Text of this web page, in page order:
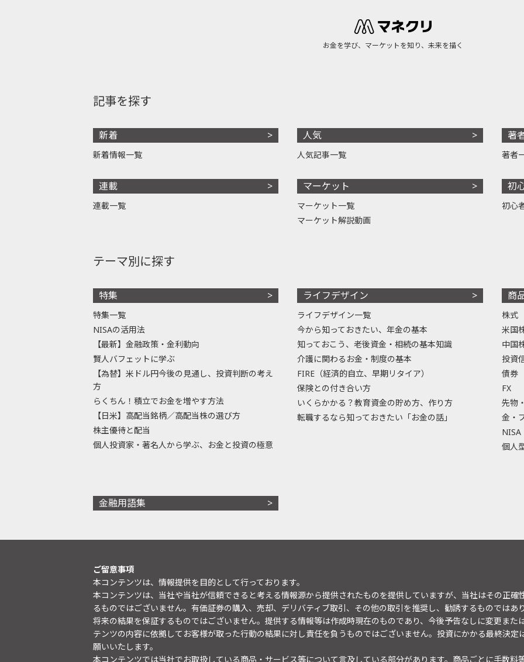
お金を学び、マーケットを知り、未来を描く
記事を探す
新着
新着情報一覧
連載
連載一覧
人気
人気記事一覧
マーケット
マーケット一覧
マーケット解説動画
著
著者
初
初心
テーマ別に探す
特集
特集一覧
NISAの活用法
【最新】金融政策・金利動向
賢人バフェットに学ぶ
【為替】米ドル円今後の見通し、投資判断の考え
方
らくちん！積立でお金を増やす方法
【日米】高配当銘柄／高配当株の選び方
株主優待と配当
個人投資家・著名人から学ぶ、お金と投資の極意
ライフデザイン
ライフデザイン一覧
今から知っておきたい、年金の基本
知っておこう、老後資金・相続の基本知識
介護に関わるお金・制度の基本
FIRE（経済的自立、早期リタイア）
保険との付き合い方
いくらかかる？教育資金の貯め方、作り方
転職するなら知っておきたい「お金の話」
商
株式
米国
中国
投資
債券
FX
先物
金・
NISA
個人
金融用語集
ご留意事項
本コンテンツは、情報提供を目的として行っております。
本コンテンツは、当社や当社が信頼できると考える情報源から提供されたものを提供していますが、当社はその正
るものではございません。有価証券の購入、売却、デリバティブ取引、その他の取引を推奨し、勧誘するものでは
将来の結果を保証するものではございません。提供する情報等は作成時現在のものであり、今後予告なしに変更また
テンツの内容に依拠してお客様が取った行動の結果に対し責任を負うものではございません。投資にかかる最終決
願いいたします。
本コンテンツでは当社でお取扱している商品・サービス等について言及している部分があります。商品ごとに手数料